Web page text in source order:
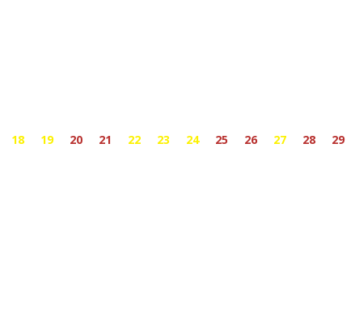
18 19 20 21 22 23 24 25 26 27 28 29